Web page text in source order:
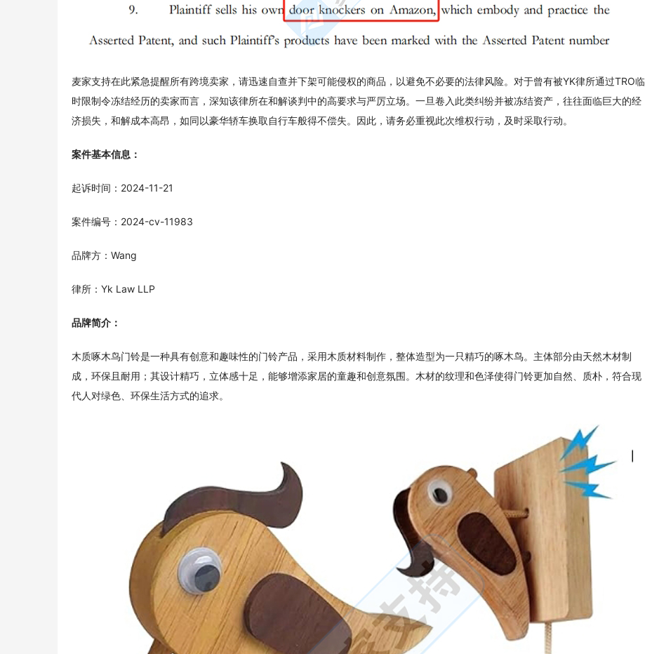
麦家支持在此紧急提醒所有跨境卖家，请迅速自查并下架可能侵权的商品，以避免不必要的法律风险。对于曾有被YK律所通过TRO临
时限制令冻结经历的卖家而言，深知该律所在和解谈判中的高要求与严厉立场。一旦卷入此类纠纷并被冻结资产，往往面临巨大的经
济损失，和解成本高昂，如同以豪华轿车换取自行车般得不偿失。因此，请务必重视此次维权行动，及时采取行动。
案件基本信息：
起诉时间：2024-11-21
案件编号：2024-cv-11983
品牌方：Wang
律所：Yk Law LLP
品牌简介：
木质啄木鸟门铃是一种具有创意和趣味性的门铃产品，采用木质材料制作，整体造型为一只精巧的啄木鸟。主体部分由天然木材制
成，环保且耐用；其设计精巧，立体感十足，能够增添家居的童趣和创意氛围。木材的纹理和色泽使得门铃更加自然、质朴，符合现
代人对绿色、环保生活方式的追求。